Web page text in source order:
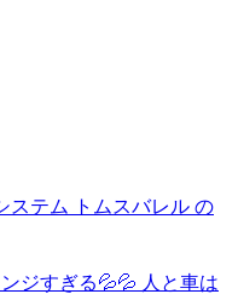
ステム トムスバレル の
ジすぎる💦💦 人と車は